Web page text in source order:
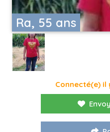
Ra, 55 ans
Connecté(e) il